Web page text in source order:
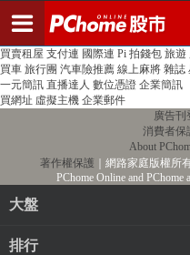
PChome首頁 線上購物 24h購物 書店
買賣租屋 支付連 國際連 Pi 拍錢包 旅遊
買車 旅行團 汽車險推薦 線上麻將 雜誌
一元簡訊 直播達人 數位憑證 企業簡訊
買網址 虛擬主機 企業郵件
廣告刊
消費者保
About
著作權保護 ｜網路家庭版權所
PChome Online and PChome
大盤
排行